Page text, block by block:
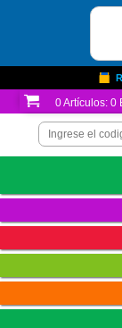
0Artículos:0